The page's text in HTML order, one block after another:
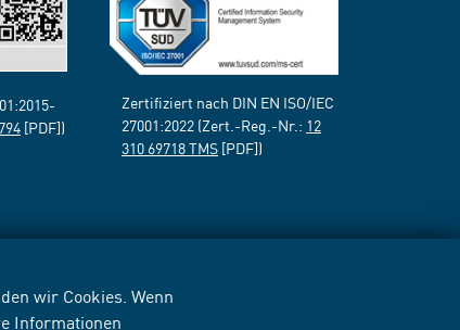
wir Cookies. Wenn
Informationen
[PDF])
Zertifiziert nach DIN EN ISO/IEC
27001:2022 (Zert.-Reg.-Nr.: 12
310 69718 TMS [PDF])